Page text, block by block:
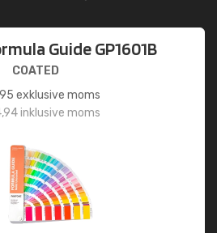
Guide GP1601B
COATED
exklusive moms
inklusive moms